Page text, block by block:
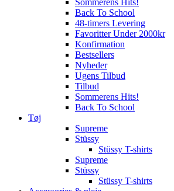
Sommerens Hits!
Back To School
48-timers Levering
Favoritter Under 2000kr
Konfirmation
Bestsellers
Nyheder
Ugens Tilbud
Tilbud
Sommerens Hits!
Back To School
Tøj
Supreme
Stüssy
Stüssy T-shirts
Supreme
Stüssy
Stüssy T-shirts